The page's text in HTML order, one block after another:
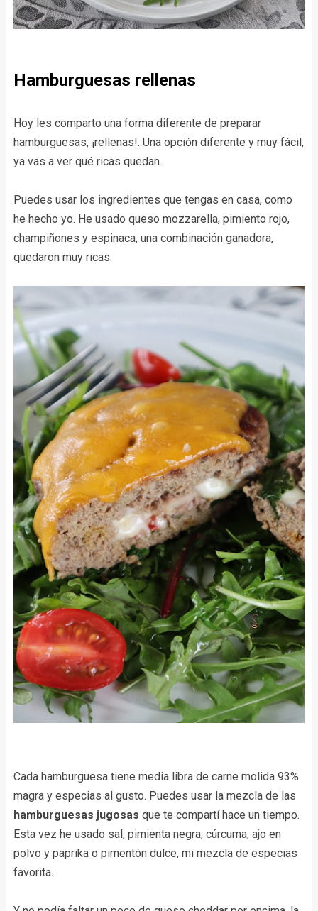
Hamburguesas rellenas
Hoy les comparto una forma diferente de preparar
hamburguesas, ¡rellenas!. Una opción diferente y muy fácil,
ya vas a ver qué ricas quedan.
Puedes usar los ingredientes que tengas en casa, como
he hecho yo. He usado queso mozzarella, pimiento rojo,
champiñones y espinaca, una combinación ganadora,
quedaron muy ricas.
Cada hamburguesa tiene media libra de carne molida 93%
magra y especias al gusto. Puedes usar la mezcla de las
hamburguesas jugosas que te compartí hace un tiempo.
Esta vez he usado sal, pimienta negra, cúrcuma, ajo en
polvo y paprika o pimentón dulce, mi mezcla de especias
favorita.